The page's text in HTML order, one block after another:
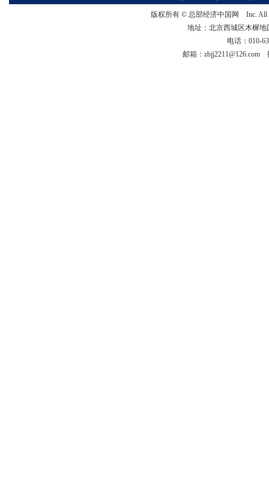
版权所有 © 总部经济中国网
Inc. All
地址：北京西城区木樨
电话：010-
邮箱：zbjj2211@126.com